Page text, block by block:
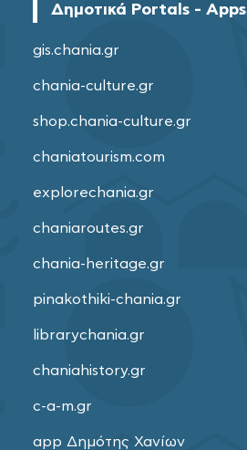
Δημοτικά Portals - Apps
gis.chania.gr
chania-culture.gr
shop.chania-culture.gr
chaniatourism.com
explorechania.gr
chaniaroutes.gr
chania-heritage.gr
pinakothiki-chania.gr
librarychania.gr
chaniahistory.gr
c-a-m.gr
app Δημότης Χανίων